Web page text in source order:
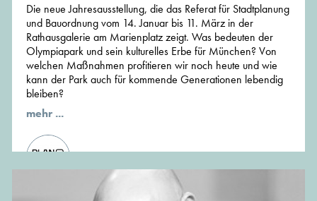
Die neue Jahresausstellung, die das Referat für Stadtplanung
und Bauordnung vom 14. Januar bis 11. März in der
Rathausgalerie am Marienplatz zeigt. Was bedeuten der
Olympiapark und sein kulturelles Erbe für München? Von
welchen Maßnahmen profitieren wir noch heute und wie
kann der Park auch für kommende Generationen lebendig
bleiben?
mehr ...
von PlanTreff, Gastautor